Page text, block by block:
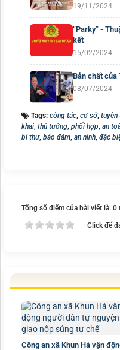
19/11/2024
“Parky” -
kết
15/02/2024
Bản chất của
08/07/2024
Tags: công tác cơ sở, tuyên
khai thủ tướng phối hợp an
bí thư, bảo đảm an ninh đặc
Tổng số điểm của bài viết là:
Click để
Công an xã Khun Há vận